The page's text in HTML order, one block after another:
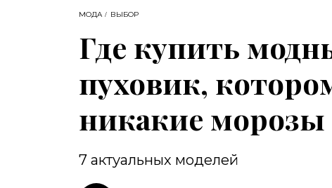
МОДА ВЫБОР
Где купить
пуховик,
никакие морозы
7 актуальных моделей